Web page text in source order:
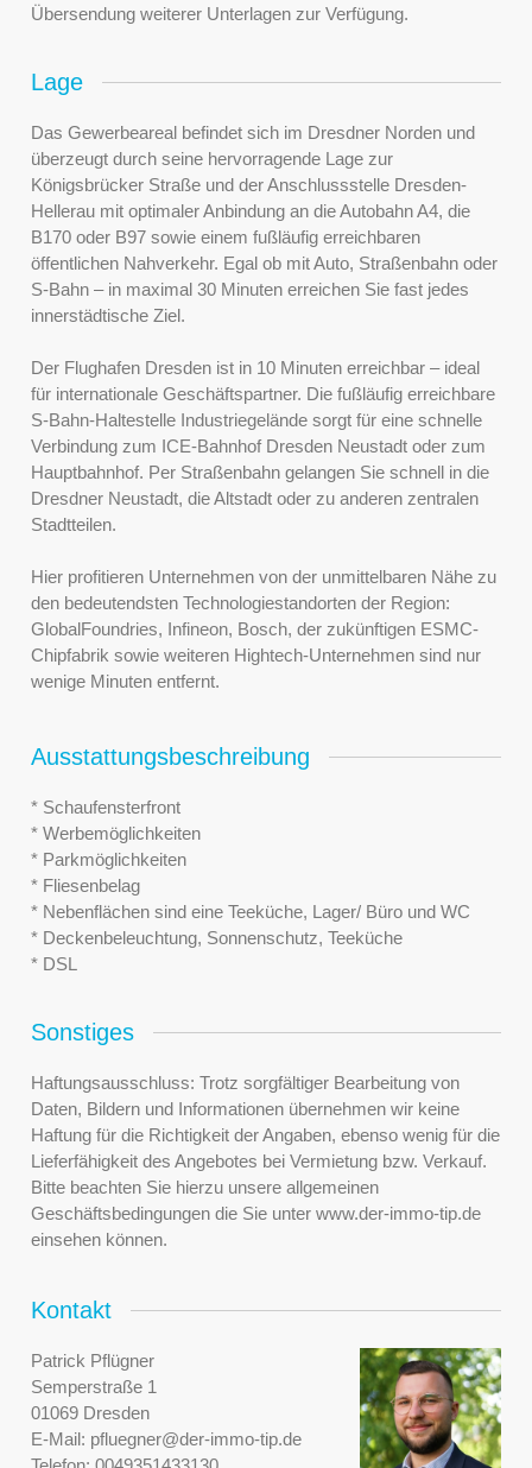
Übersendung weiterer Unterlagen zur Verfügung.
Lage
Das Gewerbeareal befindet sich im Dresdner Norden und
überzeugt durch seine hervorragende Lage zur
Königsbrücker Straße und der Anschlussstelle Dresden-
Hellerau mit optimaler Anbindung an die Autobahn A4, die
B170 oder B97 sowie einem fußläufig erreichbaren
öffentlichen Nahverkehr. Egal ob mit Auto, Straßenbahn oder
S-Bahn – in maximal 30 Minuten erreichen Sie fast jedes
innerstädtische Ziel.
Der Flughafen Dresden ist in 10 Minuten erreichbar – ideal
für internationale Geschäftspartner. Die fußläufig erreichbare
S-Bahn-Haltestelle Industriegelände sorgt für eine schnelle
Verbindung zum ICE-Bahnhof Dresden Neustadt oder zum
Hauptbahnhof. Per Straßenbahn gelangen Sie schnell in die
Dresdner Neustadt, die Altstadt oder zu anderen zentralen
Stadtteilen.
Hier profitieren Unternehmen von der unmittelbaren Nähe zu
den bedeutendsten Technologiestandorten der Region:
GlobalFoundries, Infineon, Bosch, der zukünftigen ESMC-
Chipfabrik sowie weiteren Hightech-Unternehmen sind nur
wenige Minuten entfernt.
Ausstattungsbeschreibung
* Schaufensterfront
* Werbemöglichkeiten
* Parkmöglichkeiten
* Fliesenbelag
* Nebenflächen sind eine Teeküche, Lager/ Büro und WC
* Deckenbeleuchtung, Sonnenschutz, Teeküche
* DSL
Sonstiges
Haftungsausschluss: Trotz sorgfältiger Bearbeitung von
Daten, Bildern und Informationen übernehmen wir keine
Haftung für die Richtigkeit der Angaben, ebenso wenig für die
Lieferfähigkeit des Angebotes bei Vermietung bzw. Verkauf.
Bitte beachten Sie hierzu unsere allgemeinen
Geschäftsbedingungen die Sie unter www.der-immo-tip.de
einsehen können.
Kontakt
Patrick Pflügner
Semperstraße 1
01069 Dresden
E-Mail: pfluegner@der-immo-tip.de